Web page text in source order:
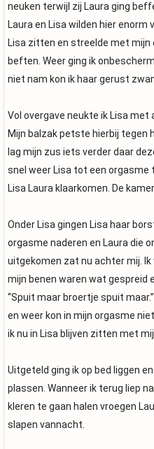
neuken terwijl zij Laura ging
Laura en Lisa wilden hier
Lisa zitten en streelde met mijn
beften. Weer ging ik
niet nam kon ik haar gerust
Vol overgave neukte ik Lisa met
Mijn balzak petste hierbij tegen
lag mijn zus iets verder daar
snel weer Lisa tot een orgasme
Lisa Laura klaarkomen. De
Onder Lisa gingen Lisa haar
orgasme naderen en Laura die
uitgekomen zat nu achter mij.
mijn benen waren wat gespreid
“Spuit maar broertje spuit
en weer kon in mijn orgasme
ik nu in Lisa blijven zitten met
Uitgeteld ging ik op bed liggen
plassen. Wanneer ik terug liep
kleren te gaan halen vroegen
slapen vannacht.